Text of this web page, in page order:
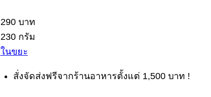
290 บาท
230 กรัม
ในขยะ
สั่งจัดส่งฟรีจากร้านอาหารตั้งแต่ 1,500 บาท !